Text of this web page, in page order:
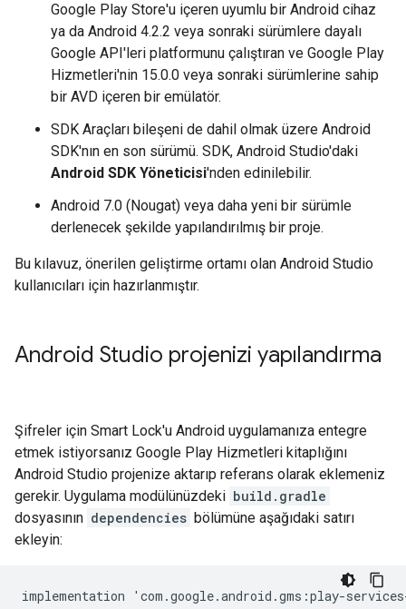
Google Play Store'u içeren uyumlu bir Android cihaz
ya da Android 4.2.2 veya sonraki sürümlere dayalı
Google API'leri platformunu çalıştıran ve Google Play
Hizmetleri'nin 15.0.0 veya sonraki sürümlerine sahip
bir AVD içeren bir emülatör.
SDK Araçları bileşeni de dahil olmak üzere Android
SDK'nın en son sürümü. SDK, Android Studio'daki
Android SDK Yöneticisi'nden edinilebilir.
Android 7.0 (Nougat) veya daha yeni bir sürümle
derlenecek şekilde yapılandırılmış bir proje.
Bu kılavuz, önerilen geliştirme ortamı olan Android Studio
kullanıcıları için hazırlanmıştır.
Android Studio projenizi yapılandırma
Şifreler için Smart Lock'u Android uygulamanıza entegre
etmek istiyorsanız Google Play Hizmetleri kitaplığını
Android Studio projenize aktarıp referans olarak eklemeniz
gerekir. Uygulama modülünüzdeki build.gradle
dosyasının dependencies bölümüne aşağıdaki satırı
ekleyin:
implementation ' com .google.android .gms :play-services